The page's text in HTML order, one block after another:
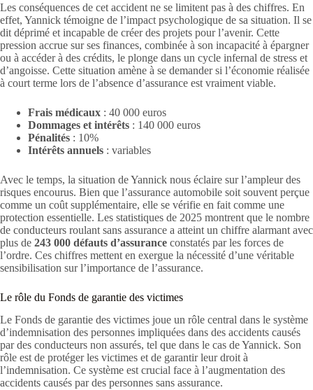
Les conséquences de cet accident ne se limitent pas à des chiffres. En
effet, Yannick témoigne de l’impact psychologique de sa situation. Il se
dit déprimé et incapable de créer des projets pour l’avenir. Cette
pression accrue sur ses finances, combinée à son incapacité à épargner
ou à accéder à des crédits, le plonge dans un cycle infernal de stress et
d’angoisse. Cette situation amène à se demander si l’économie réalisée
à court terme lors de l’absence d’assurance est vraiment viable.
Frais médicaux : 40 000 euros
Dommages et intérêts : 140 000 euros
Pénalités : 10%
Intérêts annuels : variables
Avec le temps, la situation de Yannick nous éclaire sur l’ampleur des
risques encourus. Bien que l’assurance automobile soit souvent perçue
comme un coût supplémentaire, elle se vérifie en fait comme une
protection essentielle. Les statistiques de 2025 montrent que le nombre
de conducteurs roulant sans assurance a atteint un chiffre alarmant avec
plus de 243 000 défauts d’assurance constatés par les forces de
l’ordre. Ces chiffres mettent en exergue la nécessité d’une véritable
sensibilisation sur l’importance de l’assurance.
Le rôle du Fonds de garantie des victimes
Le Fonds de garantie des victimes joue un rôle central dans le système
d’indemnisation des personnes impliquées dans des accidents causés
par des conducteurs non assurés, tel que dans le cas de Yannick. Son
rôle est de protéger les victimes et de garantir leur droit à
l’indemnisation. Ce système est crucial face à l’augmentation des
accidents causés par des personnes sans assurance.